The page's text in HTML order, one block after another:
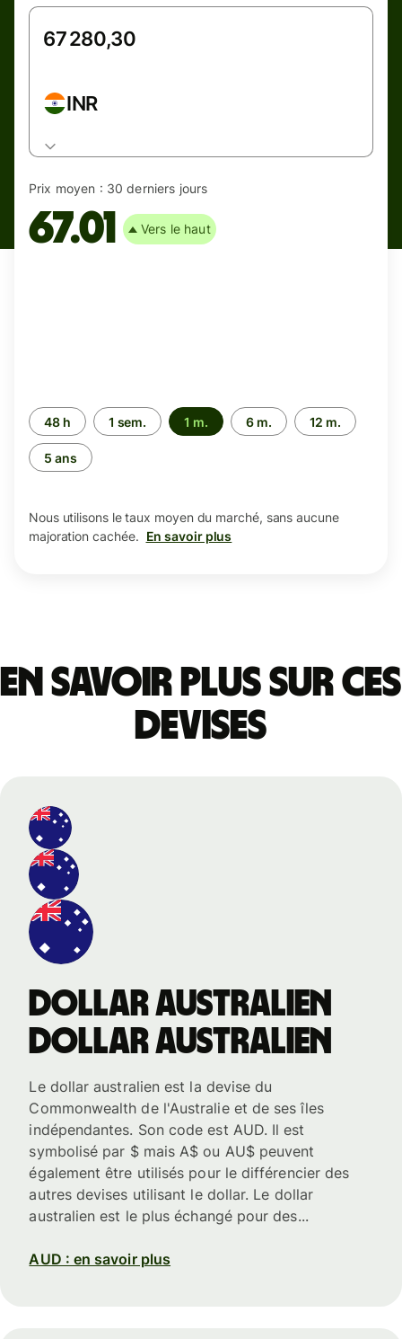
INR
Prix moyen : 30 derniers jours
67.01 Vers le haut
Période
48 h 1 sem. 1 m. 6 m. 12 m.
5 ans
Nous utilisons le taux moyen du marché, sans aucune
majoration cachée. En savoir plus
En savoir plus sur ces
devises
dollar australien
dollar australien
Le dollar australien est la devise du
Commonwealth de l'Australie et de ses îles
indépendantes. Son code est AUD. Il est
symbolisé par $ mais A$ ou AU$ peuvent
également être utilisés pour le différencier des
autres devises utilisant le dollar. Le dollar
australien est le plus échangé pour des...
AUD : en savoir plus